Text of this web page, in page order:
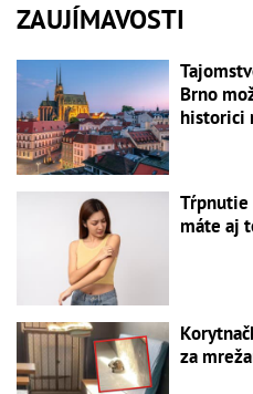
ZAUJÍMAVOSTI
Brno
historici
Tŕpnutie
máte aj
za